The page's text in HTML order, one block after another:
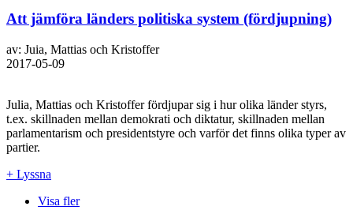
Att jämföra länders politiska system (fördjupning)
av: Juia, Mattias och Kristoffer
2017-05-09
Julia, Mattias och Kristoffer fördjupar sig i hur olika länder styrs,
t.ex. skillnaden mellan demokrati och diktatur, skillnaden mellan
parlamentarism och presidentstyre och varför det finns olika typer av
partier.
+ Lyssna
Visa fler